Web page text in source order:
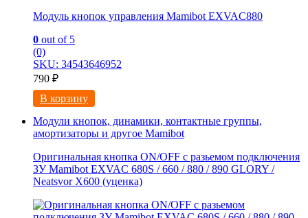
Модуль кнопок управления Mamibot EXVAC880
0 out of 5
(0)
SKU: 34543646952
790 ₽
В корзину
Модули кнопок, динамики, контактные группы,
амортизаторы и другое Mamibot
Оригинальная кнопка ON/OFF с разьемом подключения
ЗУ Mamibot EXVAC 680S / 660 / 880 / 890 GLORY /
Neatsvor X600 (уценка)